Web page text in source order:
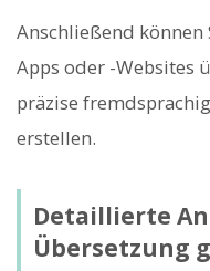
Anschließend können
Apps oder -Websites
präzise
erstellen.
Detaillierte
Übersetzung